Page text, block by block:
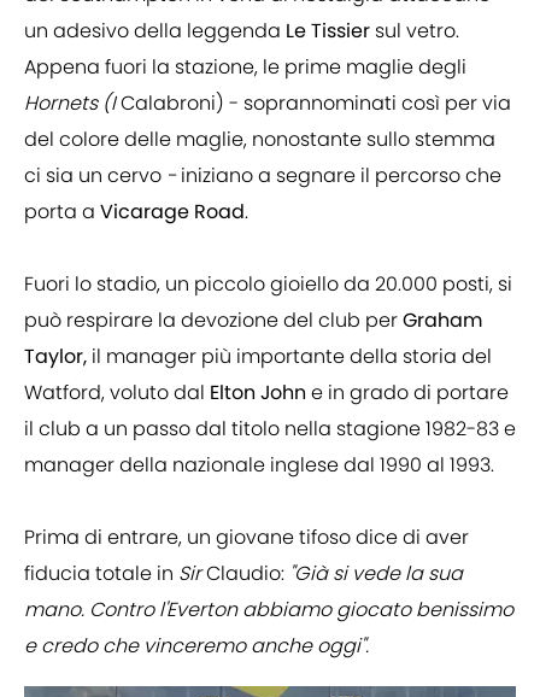
un adesivo della leggenda Le Tissier sul vetro.
Appena fuori la stazione, le prime maglie degli
Hornets (ICalabroni) - soprannominati così per via
del colore delle maglie, nonostante sullo stemma
ci sia un cervo -iniziano a segnare il percorso che
porta a Vicarage Road.
Fuori lo stadio, un piccolo gioiello da 20.000 posti, si
può respirare la devozione del club perGraham
Taylor, il manager più importante della storia del
Watford, voluto dal Elton John e in grado di portare
il club a un passo dal titolo nella stagione 1982-83 e
manager della nazionale inglese dal 1990 al 1993.
Prima di entrare, un giovane tifoso dice di aver
fiducia totale in SirClaudio: "Già si vede la sua
mano. Contro l'Everton abbiamo giocato benissimo
e credo che vinceremo anche oggi".